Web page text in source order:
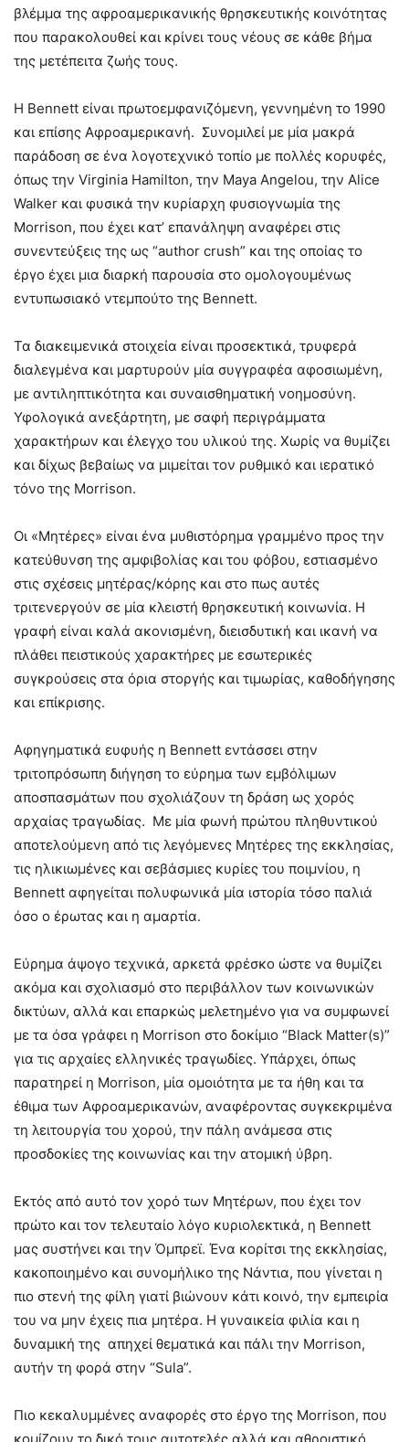
βλέμμα της αφροαμερικανικής θρησκευτικής κοινότητας
που παρακολουθεί και κρίνει τους νέους σε κάθε βήμα
της μετέπειτα ζωής τους.
Η Bennett είναι πρωτοεμφανιζόμενη, γεννημένη το 1990
και επίσης Αφροαμερικανή. Συνομιλεί με μία μακρά
παράδοση σε ένα λογοτεχνικό τοπίο με πολλές κορυφές,
όπως την Virginia Hamilton, την Maya Angelou, την Alice
Walker και φυσικά την κυρίαρχη φυσιογνωμία της
Morrison, που έχει κατ’ επανάληψη αναφέρει στις
συνεντεύξεις της ως “author crush” και της οποίας το
έργο έχει μια διαρκή παρουσία στο ομολογουμένως
εντυπωσιακό ντεμπούτο της Bennett.
Τα διακειμενικά στοιχεία είναι προσεκτικά, τρυφερά
διαλεγμένα και μαρτυρούν μία συγγραφέα αφοσιωμένη,
με αντιληπτικότητα και συναισθηματική νοημοσύνη.
Υφολογικά ανεξάρτητη, με σαφή περιγράμματα
χαρακτήρων και έλεγχο του υλικού της. Χωρίς να θυμίζει
και δίχως βεβαίως να μιμείται τον ρυθμικό και ιερατικό
τόνο της Morrison.
Οι «Μητέρες» είναι ένα μυθιστόρημα γραμμένο προς την
κατεύθυνση της αμφιβολίας και του φόβου, εστιασμένο
στις σχέσεις μητέρας/κόρης και στο πως αυτές
τριτενεργούν σε μία κλειστή θρησκευτική κοινωνία. Η
γραφή είναι καλά ακονισμένη, διεισδυτική και ικανή να
πλάθει πειστικούς χαρακτήρες με εσωτερικές
συγκρούσεις στα όρια στοργής και τιμωρίας, καθοδήγησης
και επίκρισης.
Αφηγηματικά ευφυής η Bennett εντάσσει στην
τριτοπρόσωπη διήγηση το εύρημα των εμβόλιμων
αποσπασμάτων που σχολιάζουν τη δράση ως χορός
αρχαίας τραγωδίας. Με μία φωνή πρώτου πληθυντικού
αποτελούμενη από τις λεγόμενες Μητέρες της εκκλησίας,
τις ηλικιωμένες και σεβάσμιες κυρίες του ποιμνίου, η
Bennett αφηγείται πολυφωνικά μία ιστορία τόσο παλιά
όσο ο έρωτας και η αμαρτία.
Εύρημα άψογο τεχνικά, αρκετά φρέσκο ώστε να θυμίζει
ακόμα και σχολιασμό στο περιβάλλον των κοινωνικών
δικτύων, αλλά και επαρκώς μελετημένο για να συμφωνεί
με τα όσα γράφει η Morrison στο δοκίμιο “Black Matter(s)”
για τις αρχαίες ελληνικές τραγωδίες. Υπάρχει, όπως
παρατηρεί η Morrison, μία ομοιότητα με τα ήθη και τα
έθιμα των Αφροαμερικανών, αναφέροντας συγκεκριμένα
τη λειτουργία του χορού, την πάλη ανάμεσα στις
προσδοκίες της κοινωνίας και την ατομική ύβρη.
Εκτός από αυτό τον χορό των Μητέρων, που έχει τον
πρώτο και τον τελευταίο λόγο κυριολεκτικά, η Bennett
μας συστήνει και την Όμπρεϊ. Ένα κορίτσι της εκκλησίας,
κακοποιημένο και συνομήλικο της Νάντια, που γίνεται η
πιο στενή της φίλη γιατί βιώνουν κάτι κοινό, την εμπειρία
του να μην έχεις πια μητέρα. Η γυναικεία φιλία και η
δυναμική της απηχεί θεματικά και πάλι την Morrison,
αυτήν τη φορά στην “Sula”.
Πιο κεκαλυμμένες αναφορές στο έργο της Morrison, που
κομίζουν το δικό τους αυτοτελές αλλά και αθροιστικό